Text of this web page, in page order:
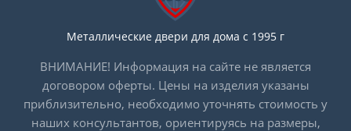
Металлические двери для дома с 1995 г
ВНИМАНИЕ! Информация на сайте не является
договором оферты. Цены на изделия указаны
приблизительно, необходимо уточнять стоимость у
наших консультантов, ориентируясь на размеры,